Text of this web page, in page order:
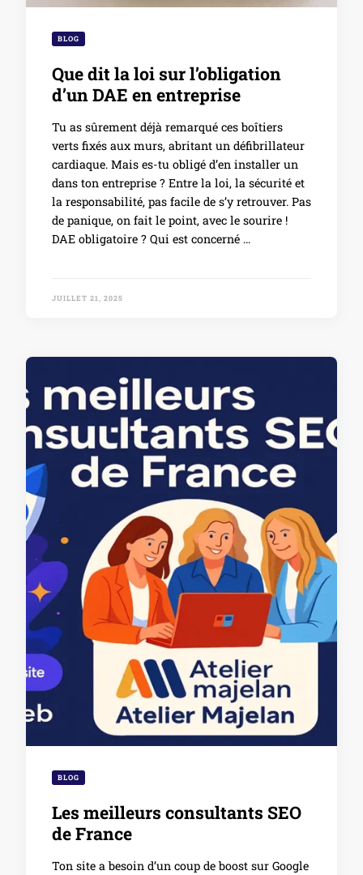
BLOG
Que dit la loi sur l’obligation
d’un DAE en entreprise
Tu as sûrement déjà remarqué ces boîtiers
verts fixés aux murs, abritant un défibrillateur
cardiaque. Mais es-tu obligé d’en installer un
dans ton entreprise ? Entre la loi, la sécurité et
la responsabilité, pas facile de s’y retrouver. Pas
de panique, on fait le point, avec le sourire !
DAE obligatoire ? Qui est concerné …
JUILLET 21, 2025
BLOG
Les meilleurs consultants SEO
de France
Ton site a besoin d’un coup de boost sur Google